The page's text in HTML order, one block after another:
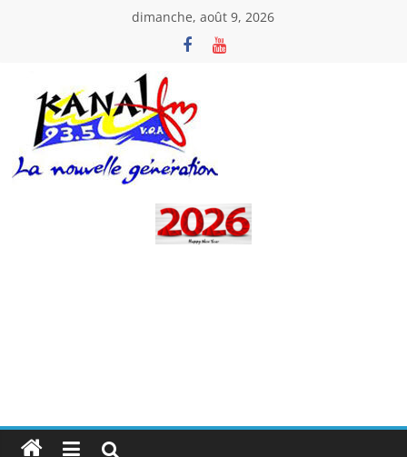
dimanche, août 9, 2026
Kanal